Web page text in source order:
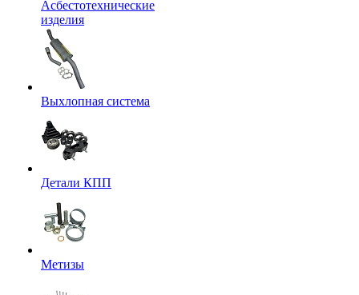
Асбестотехнические
изделия
Выхлопная система
Детали КПП
Метизы